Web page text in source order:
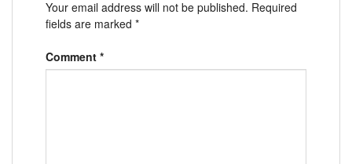
Your email address will not be published. Required
fields are marked *
Comment *